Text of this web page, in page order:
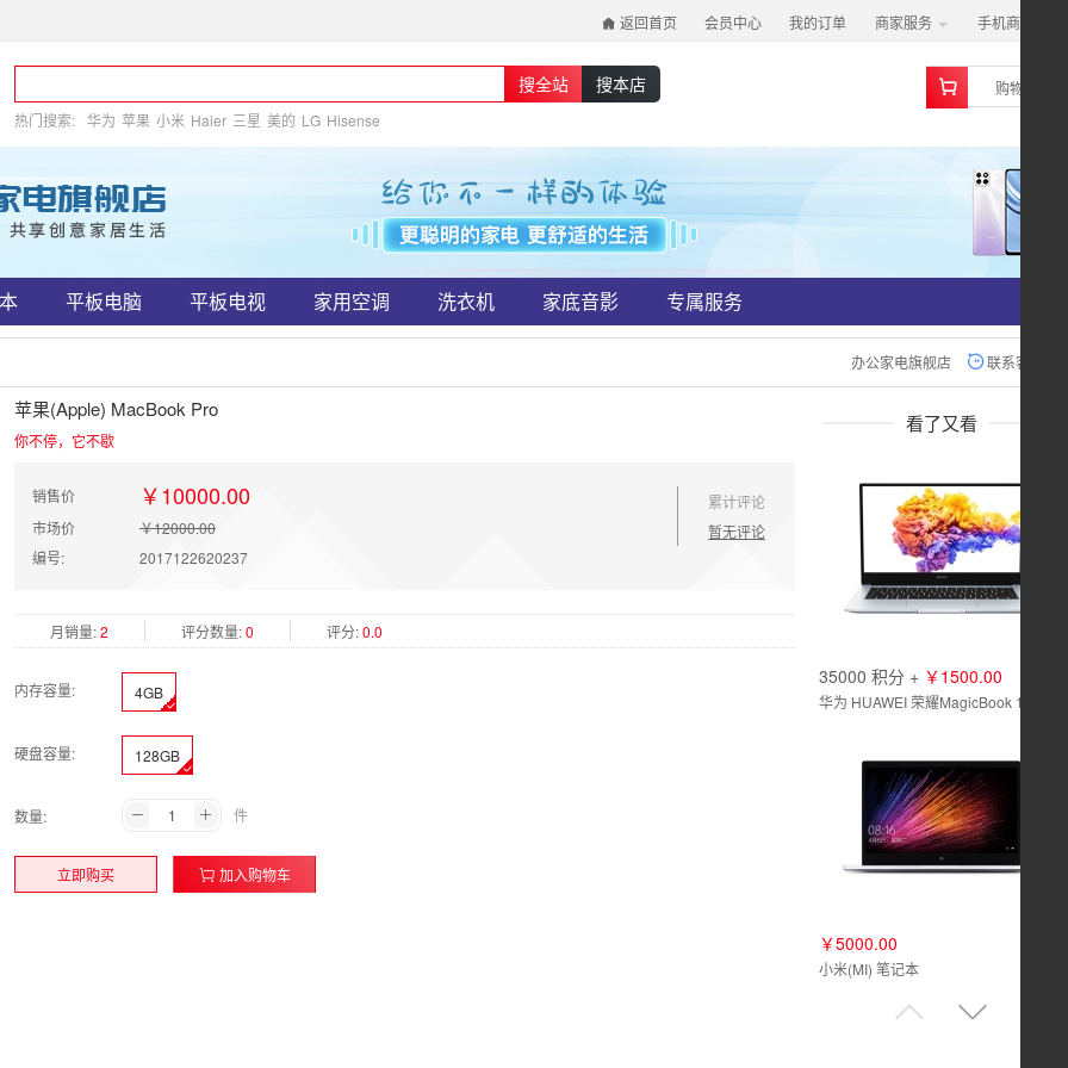
返回首页 会员中心 我的订单 商家服务 手机商城
搜全站 搜本店
热门搜索: 华为 苹果 小米 Haier 三星 美的 LG Hisense
购物车
平板电脑 平板电视 家用空调 洗衣机 家底音影 专属服务
办公家电旗舰店 联系客服
苹果(Apple) MacBook Pro
你不停，它不歇
销售价 ￥10000.00
市场价
￥12000.00
编号:
2017122620237
累计评论
暂无评论
月销量:2 评分数量:0 评分:0.0
内存容量: 4GB
硬盘容量: 128GB
数量: 件
立即购买 加入购物车
看了又看
35000 积分 + ￥1500.00
￥5000.00
小米(MI) 笔记本